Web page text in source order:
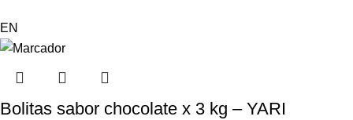
EN
Bolitas sabor chocolate x 3 kg – YARI